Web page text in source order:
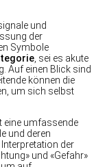
und
der
Symbole
, sei es akute
Auf einen Blick sind
können die
um sich selbst
eine umfassende
und deren
der
und «Gefahr»